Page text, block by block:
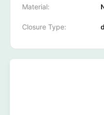
Material:
Closure Type: